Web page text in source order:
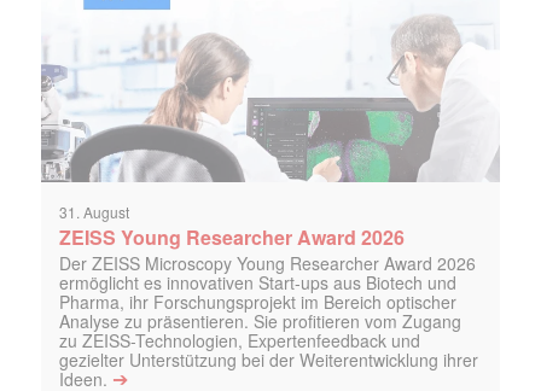
31. August
ZEISS Young Researcher Award 2026
Der ZEISS Microscopy Young Researcher Award 2026
ermöglicht es innovativen Start-ups aus Biotech und
Pharma, ihr Forschungsprojekt im Bereich optischer
Analyse zu präsentieren. Sie profitieren vom Zugang
zu ZEISS-Technologien, Expertenfeedback und
gezielter Unterstützung bei der Weiterentwicklung ihrer
Ideen. ➔